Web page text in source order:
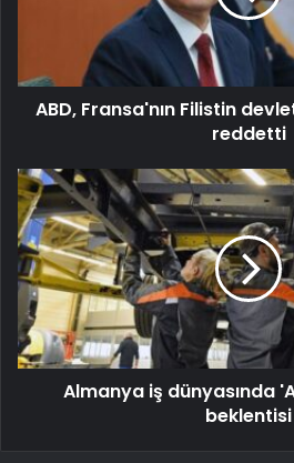
ABD, Fransa'nın Filistin
reddetti
Almanya iş dünyasında
beklentisi